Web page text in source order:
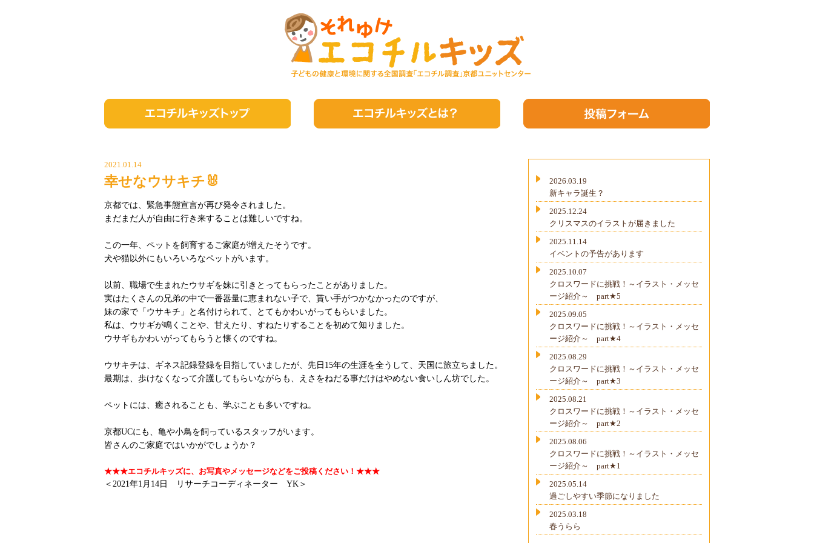
2021.01.14
幸せなウサキチ🐰
京都では、緊急事態宣言が再び発令されました。
まだまだ人が自由に行き来することは難しいですね。
この一年、ペットを飼育するご家庭が増えたそうです。
犬や猫以外にもいろいろなペットがいます。
以前、職場で生まれたウサギを妹に引きとってもらったことがありました。
実はたくさんの兄弟の中で一番器量に恵まれない子で、貰い手がつかなかったのですが、
妹の家で「ウサキチ」と名付けられて、とてもかわいがってもらいました。
私は、ウサギが鳴くことや、甘えたり、すねたりすることを初めて知りました。
ウサギもかわいがってもらうと懐くのですね。
ウサキチは、ギネス記録登録を目指していましたが、先日15年の生涯を全うして、天国に旅立ちました。
最期は、歩けなくなって介護してもらいながらも、えさをねだる事だけはやめない食いしん坊でした。
ペットには、癒されることも、学ぶことも多いですね。
京都UCにも、亀や小鳥を飼っているスタッフがいます。
皆さんのご家庭ではいかがでしょうか？
★★★エコチルキッズに、お写真やメッセージなどをご投稿ください！★★★
＜2021年1月14日 リサーチコーディネーター YK＞
2026.03.19
新キャラ誕生？
2025.12.24
クリスマスのイラストが届きました
2025.11.14
イベントの予告があります
2025.10.07
クロスワードに挑戦！～イラスト・メッセ
ージ紹介～ part★5
2025.09.05
クロスワードに挑戦！～イラスト・メッセ
ージ紹介～ part★4
2025.08.29
クロスワードに挑戦！～イラスト・メッセ
ージ紹介～ part★3
2025.08.21
クロスワードに挑戦！～イラスト・メッセ
ージ紹介～ part★2
2025.08.06
クロスワードに挑戦！～イラスト・メッセ
ージ紹介～ part★1
2025.05.14
過ごしやすい季節になりました
2025.03.18
春うらら